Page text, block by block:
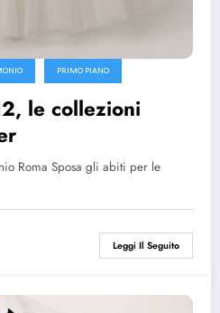
PRIMO PIANO
le collezioni
Roma Sposa gli abiti per le
Leggi Il Seguito